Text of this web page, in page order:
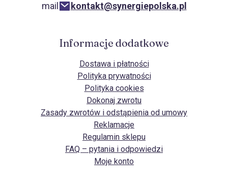
mail
kontakt@synergiepolska.pl
Informacje dodatkowe
Dostawa i płatności
Polityka prywatności
Polityka cookies
Dokonaj zwrotu
Zasady zwrotów i odstąpienia od umowy
Reklamacje
Regulamin sklepu
FAQ – pytania i odpowiedzi
Moje konto